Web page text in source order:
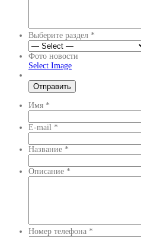
Выберите раздел *
Фото новости
Select Image
Имя *
E-mail *
Название *
Описание *
Номер телефона *